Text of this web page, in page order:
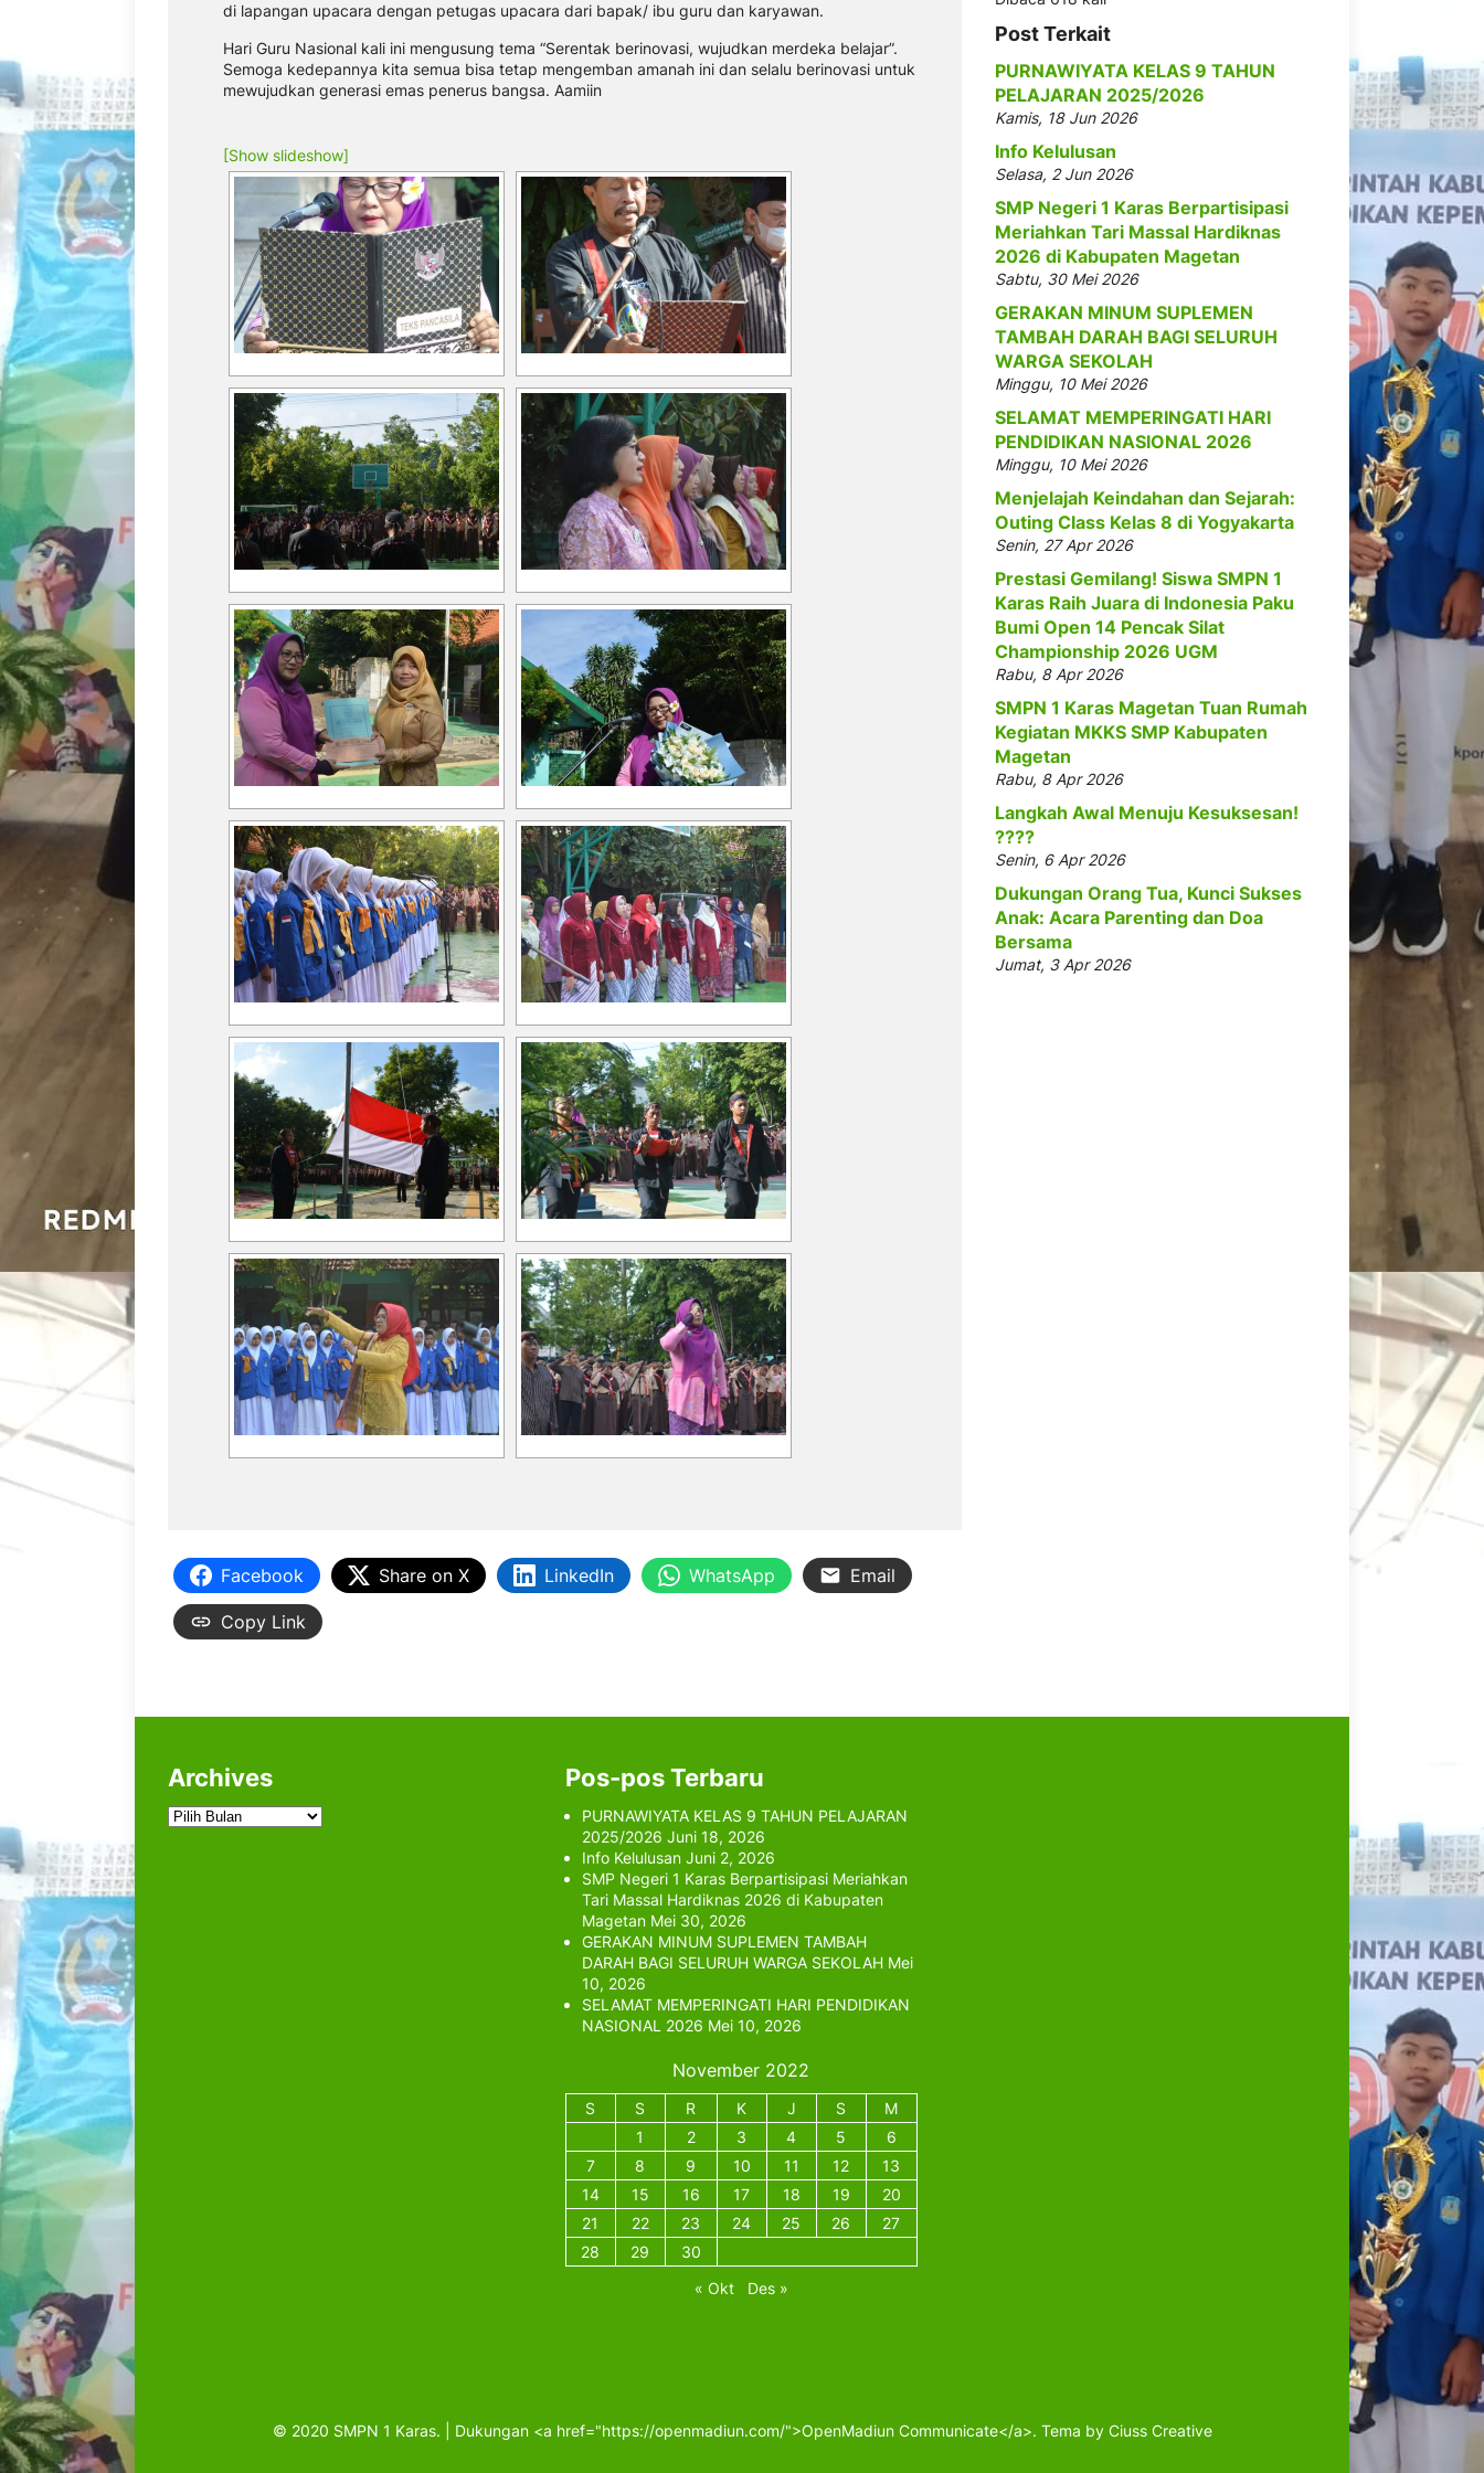
di lapangan upacara dengan petugas upacara dari bapak/ ibu guru dan karyawan.
Hari Guru Nasional kali ini mengusung tema “Serentak berinovasi, wujudkan merdeka belajar”.
Semoga kedepannya kita semua bisa tetap mengemban amanah ini dan selalu berinovasi untuk
mewujudkan generasi emas penerus bangsa. Aamiin
[Show slideshow]
Facebook Share on X LinkedIn WhatsApp Email
Copy Link
Post Terkait
PURNAWIYATA KELAS 9 TAHUN
PELAJARAN 2025/2026
Kamis, 18 Jun 2026
Info Kelulusan
Selasa, 2 Jun 2026
SMP Negeri 1 Karas Berpartisipasi
Meriahkan Tari Massal Hardiknas
2026 di Kabupaten Magetan
Sabtu, 30 Mei 2026
GERAKAN MINUM SUPLEMEN
TAMBAH DARAH BAGI SELURUH
WARGA SEKOLAH
Minggu, 10 Mei 2026
SELAMAT MEMPERINGATI HARI
PENDIDIKAN NASIONAL 2026
Minggu, 10 Mei 2026
Menjelajah Keindahan dan Sejarah:
Outing Class Kelas 8 di Yogyakarta
Senin, 27 Apr 2026
Prestasi Gemilang! Siswa SMPN 1
Karas Raih Juara di Indonesia Paku
Bumi Open 14 Pencak Silat
Championship 2026 UGM
Rabu, 8 Apr 2026
SMPN 1 Karas Magetan Tuan Rumah
Kegiatan MKKS SMP Kabupaten
Magetan
Rabu, 8 Apr 2026
Langkah Awal Menuju Kesuksesan!
????
Senin, 6 Apr 2026
Dukungan Orang Tua, Kunci Sukses
Anak: Acara Parenting dan Doa
Bersama
Jumat, 3 Apr 2026
Archives
Archives
Pos-pos Terbaru
PURNAWIYATA KELAS 9 TAHUN PELAJARAN
2025/2026 Juni 18, 2026
Info Kelulusan Juni 2, 2026
SMP Negeri 1 Karas Berpartisipasi Meriahkan
Tari Massal Hardiknas 2026 di Kabupaten
Magetan Mei 30, 2026
GERAKAN MINUM SUPLEMEN TAMBAH
DARAH BAGI SELURUH WARGA SEKOLAH Mei
10, 2026
SELAMAT MEMPERINGATI HARI PENDIDIKAN
NASIONAL 2026 Mei 10, 2026
November 2022
S S R K J S
M
1
2 3 4 5
6
7
8 9 10 11 12
13
14
15 16 17 18 19
20
21
22 23 24 25 26
27
28
29
30
« Okt
Des »
© 2020 SMPN 1 Karas. | Dukungan <a href="https://openmadiun.com/">OpenMadiun Communicate</a>. Tema by Ciuss Creative